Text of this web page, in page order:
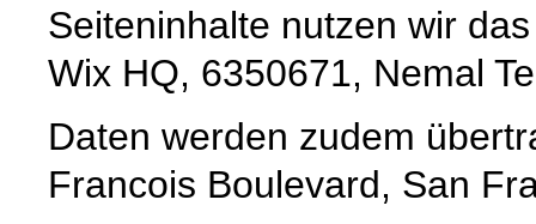
Seiteninhalte nutzen wir
Wix HQ, 6350671, Nemal
Daten werden zudem
Francois Boulevard, San